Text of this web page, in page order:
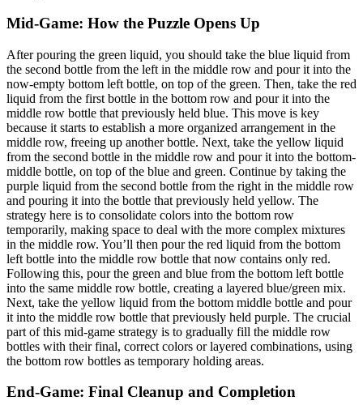
Mid-Game: How the Puzzle Opens Up
After pouring the green liquid, you should take the blue liquid from
the second bottle from the left in the middle row and pour it into the
now-empty bottom left bottle, on top of the green. Then, take the red
liquid from the first bottle in the bottom row and pour it into the
middle row bottle that previously held blue. This move is key
because it starts to establish a more organized arrangement in the
middle row, freeing up another bottle. Next, take the yellow liquid
from the second bottle in the middle row and pour it into the bottom-
middle bottle, on top of the blue and green. Continue by taking the
purple liquid from the second bottle from the right in the middle row
and pouring it into the bottle that previously held yellow. The
strategy here is to consolidate colors into the bottom row
temporarily, making space to deal with the more complex mixtures
in the middle row. You’ll then pour the red liquid from the bottom
left bottle into the middle row bottle that now contains only red.
Following this, pour the green and blue from the bottom left bottle
into the same middle row bottle, creating a layered blue/green mix.
Next, take the yellow liquid from the bottom middle bottle and pour
it into the middle row bottle that previously held purple. The crucial
part of this mid-game strategy is to gradually fill the middle row
bottles with their final, correct colors or layered combinations, using
the bottom row bottles as temporary holding areas.
End-Game: Final Cleanup and Completion